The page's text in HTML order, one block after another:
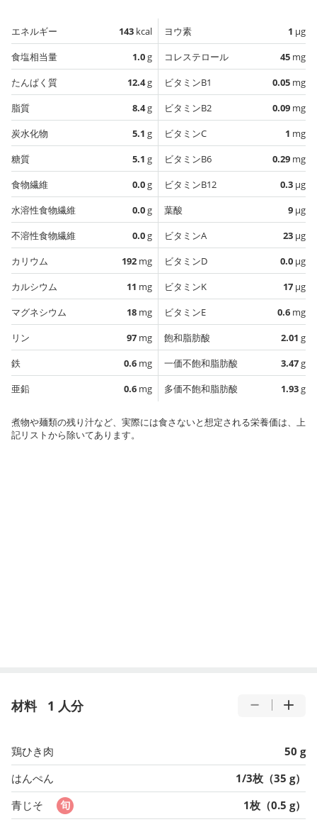
エネルギー 143 kcal
食塩相当量
1.0g
たんぱく質
12.4g
脂質
8.4g
炭水化物
5.1 g
糖質
5.1 g
食物繊維
0.0g
水溶性食物繊維
0.0g
不溶性食物繊維
0.0g
カリウム
192 mg
カルシウム
11 mg
マグネシウム
18 mg
リン
97 mg
鉄
0.6 mg
亜鉛
0.6 mg
ヨウ素 1 µg
コレステロール
45 mg
ビタミンB1
0.05 mg
ビタミンB2
0.09 mg
ビタミンC
1 mg
ビタミンB6
0.29 mg
ビタミンB12
0.3 µg
葉酸
9 µg
ビタミンA
23 µg
ビタミンD
0.0 µg
ビタミンK
17 µg
ビタミンE
0.6 mg
飽和脂肪酸
2.01 g
一価不飽和脂肪酸
3.47g
多価不飽和脂肪酸
1.93g
煮物や麺類の残り汁など、実際には食さないと想定される栄養価は、上
記リストから除いてあります。
材料 1 人分
鶏ひき肉
50 g
はんぺん
1/3枚（35 g）
青じそ
1枚（0.5 g）